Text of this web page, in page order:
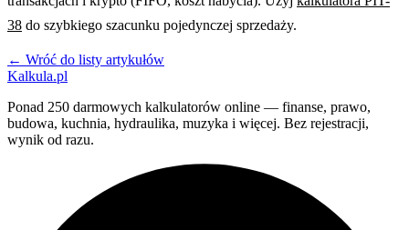
38 do szybkiego szacunku pojedynczej sprzedaży.
← Wróć do listy artykułów
Kalkula.pl
Ponad 250 darmowych kalkulatorów online — finanse, prawo,
budowa, kuchnia, hydraulika, muzyka i więcej. Bez rejestracji,
wynik od razu.